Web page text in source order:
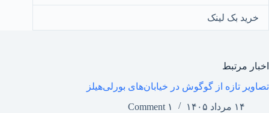
خرید بک لینک
اخبار مرتبط
تصاویر تازه از گوگوش در خیابان‌های بورلی‌هیلز
۱۴ مرداد ۱۴۰۵
۱ Comment